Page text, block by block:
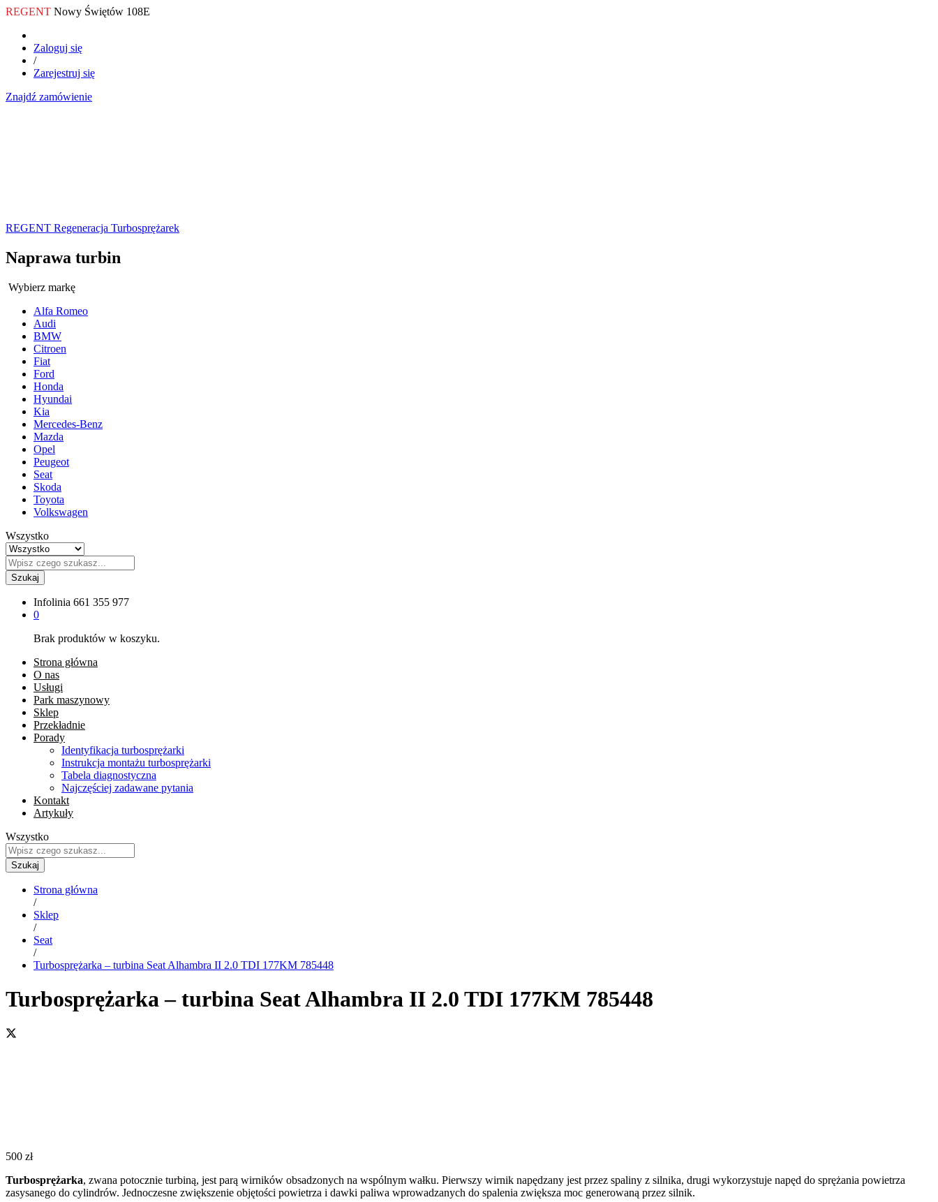
REGENT Nowy Świętów 108E
Zaloguj się
/
Zarejestruj się
Znajdź zamówienie
REGENT Regeneracja Turbosprężarek
Naprawa turbin
Wybierz markę
Alfa Romeo
Audi
BMW
Citroen
Fiat
Ford
Honda
Hyundai
Kia
Mercedes-Benz
Mazda
Opel
Peugeot
Seat
Skoda
Toyota
Volkswagen
Wszystko
Szukaj
Infolinia 661 355 977
0
Brak produktów w koszyku.
Strona główna
O nas
Usługi
Park maszynowy
Sklep
Przekładnie
Porady
Identyfikacja turbosprężarki
Instrukcja montażu turbosprężarki
Tabela diagnostyczna
Najczęściej zadawane pytania
Kontakt
Artykuły
Wszystko
Szukaj
Strona główna
/
Sklep
/
Seat
/
Turbosprężarka – turbina Seat Alhambra II 2.0 TDI 177KM 785448
Turbosprężarka – turbina Seat Alhambra II 2.0 TDI 177KM 785448
500 zł
Turbosprężarka, zwana potocznie turbiną, jest parą wirników obsadzonych na wspólnym wałku. Pierwszy wirnik napędzany jest przez spaliny z silnika, drugi wykorzystuje napęd do sprężania powietrza
zasysanego do cylindrów. Jednoczesne zwiększenie objętości powietrza i dawki paliwa wprowadzanych do spalenia zwiększa moc generowaną przez silnik.